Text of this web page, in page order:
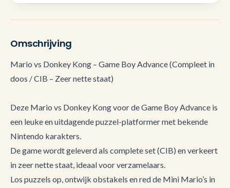
Omschrijving
Mario vs Donkey Kong – Game Boy Advance (Compleet in
doos / CIB – Zeer nette staat)
Deze Mario vs Donkey Kong voor de Game Boy Advance is
een leuke en uitdagende puzzel-platformer met bekende
Nintendo karakters.
De game wordt geleverd als complete set (CIB) en verkeert
in zeer nette staat, ideaal voor verzamelaars.
Los puzzels op, ontwijk obstakels en red de Mini Mario’s in